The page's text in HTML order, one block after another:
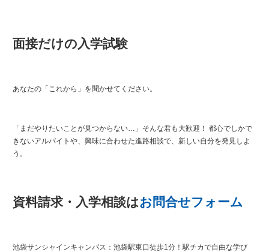
面接だけの入学試験
あなたの「これから」を聞かせてください。
「まだやりたいことが見つからない…」そんな君も大歓迎！ 都心でしかで
きないアルバイトや、興味に合わせた進路相談で、新しい自分を発見しよ
う。
資料請求・入学相談はお問合せフォーム
池袋サンシャインキャンパス：池袋駅東口徒歩1分！駅チカで自由な学び